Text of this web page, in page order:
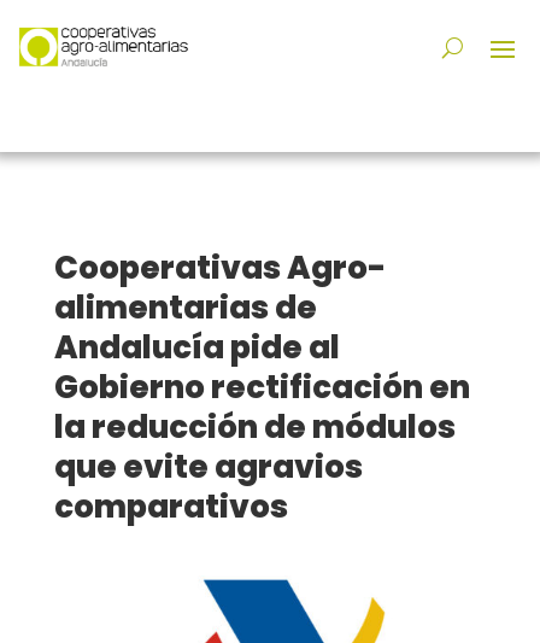
Cooperativas Agro-
alimentarias de
Andalucía pide al
Gobierno rectificación en
la reducción de módulos
que evite agravios
comparativos